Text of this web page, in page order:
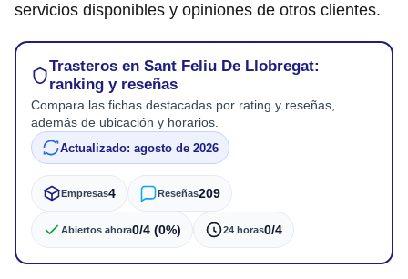
servicios disponibles y opiniones de otros clientes.
Trasteros en Sant Feliu De Llobregat:
ranking y reseñas
Compara las fichas destacadas por rating y reseñas,
además de ubicación y horarios.
Actualizado: agosto de 2026
Empresas4 Reseñas209
Abiertos ahora0/4 (0%) 24 horas0/4